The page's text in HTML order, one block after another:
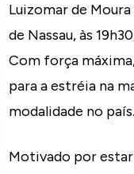
Luizomar de
de Nassau, às
Com força
para a estréia na
modalidade no país.
Motivado por